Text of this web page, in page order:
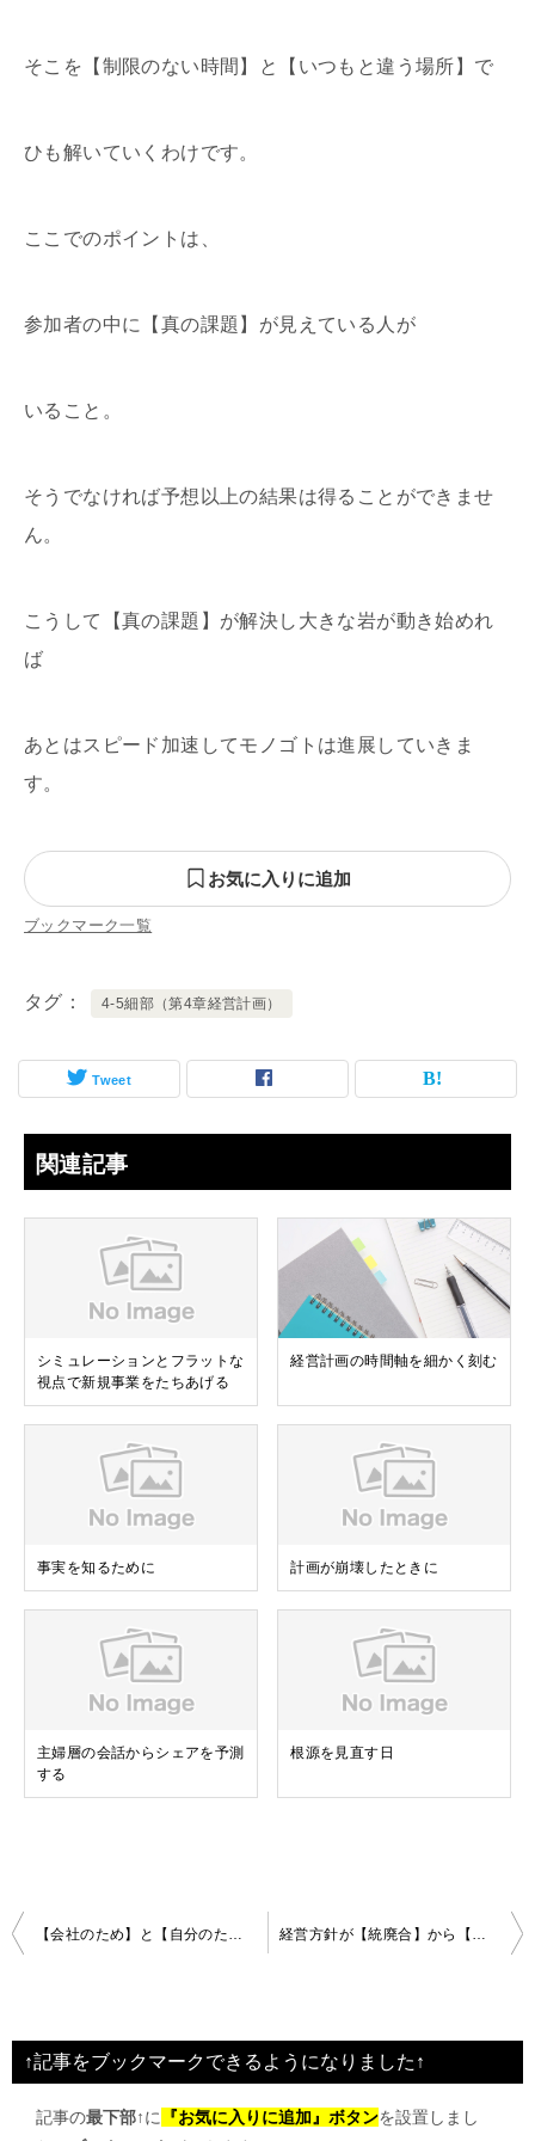
そこを【制限のない時間】と【いつもと違う場所】で
ひも解いていくわけです。
ここでのポイントは、
参加者の中に【真の課題】が見えている人が
いること。
そうでなければ予想以上の結果は得ることができませ
ん。
こうして【真の課題】が解決し大きな岩が動き始めれ
ば
あとはスピード加速してモノゴトは進展していきま
す。
お気に入りに追加
ブックマーク一覧
タグ 4-5細部（第4章経営計画）
Tweet
関連記事
シミュレーションとフラットな
視点で新規事業をたちあげる
経営計画の時間軸を細かく刻む
事実を知るために 計画が崩壊したときに
主婦層の会話からシェアを予測
する
根源を見直す日
投
ビ
ゲ
↑記事をブックマークできるようになりました↑
記事の最下部↑に 『お気に入りに追加』ボタンを設置しまし